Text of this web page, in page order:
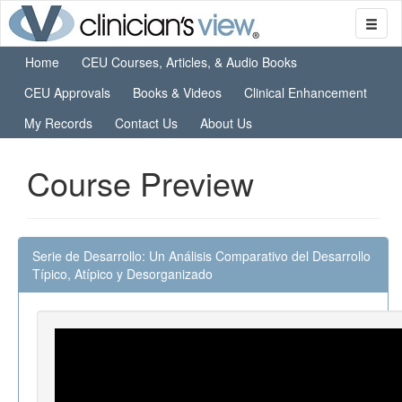
Home
CEU Courses, Articles, & Audio Books
CEU Approvals
Books & Videos
Clinical Enhancement
My Records
Contact Us About Us
Course Preview
Serie de Desarrollo: Un Análisis Comparativo del Desarrollo
Típico, Atípico y Desorganizado